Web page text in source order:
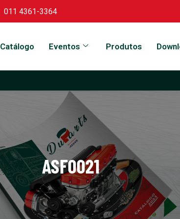
011 4361-3364
Catálogo Eventos Produtos
ASF0021